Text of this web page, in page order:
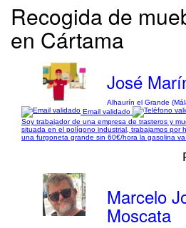
Recogida de
en Cártama
José
Alhaurín el Grande
Email validado
Soy trabajador de una empresa de trasteros y
situada en el polígono industrial, trabajamos por
una furgoneta grande sin 60€/hora la gasolina va
Marcelo
Moscata